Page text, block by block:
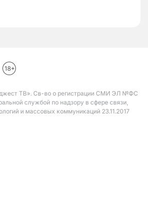
ТВ». Св-во о регистрации СМИ ЭЛ №ФС
службой по надзору в сфере связи,
и массовых коммуникаций 23.11.2017